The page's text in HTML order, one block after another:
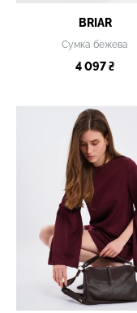
BRIAR
Сумка бежева
4 097 ₴